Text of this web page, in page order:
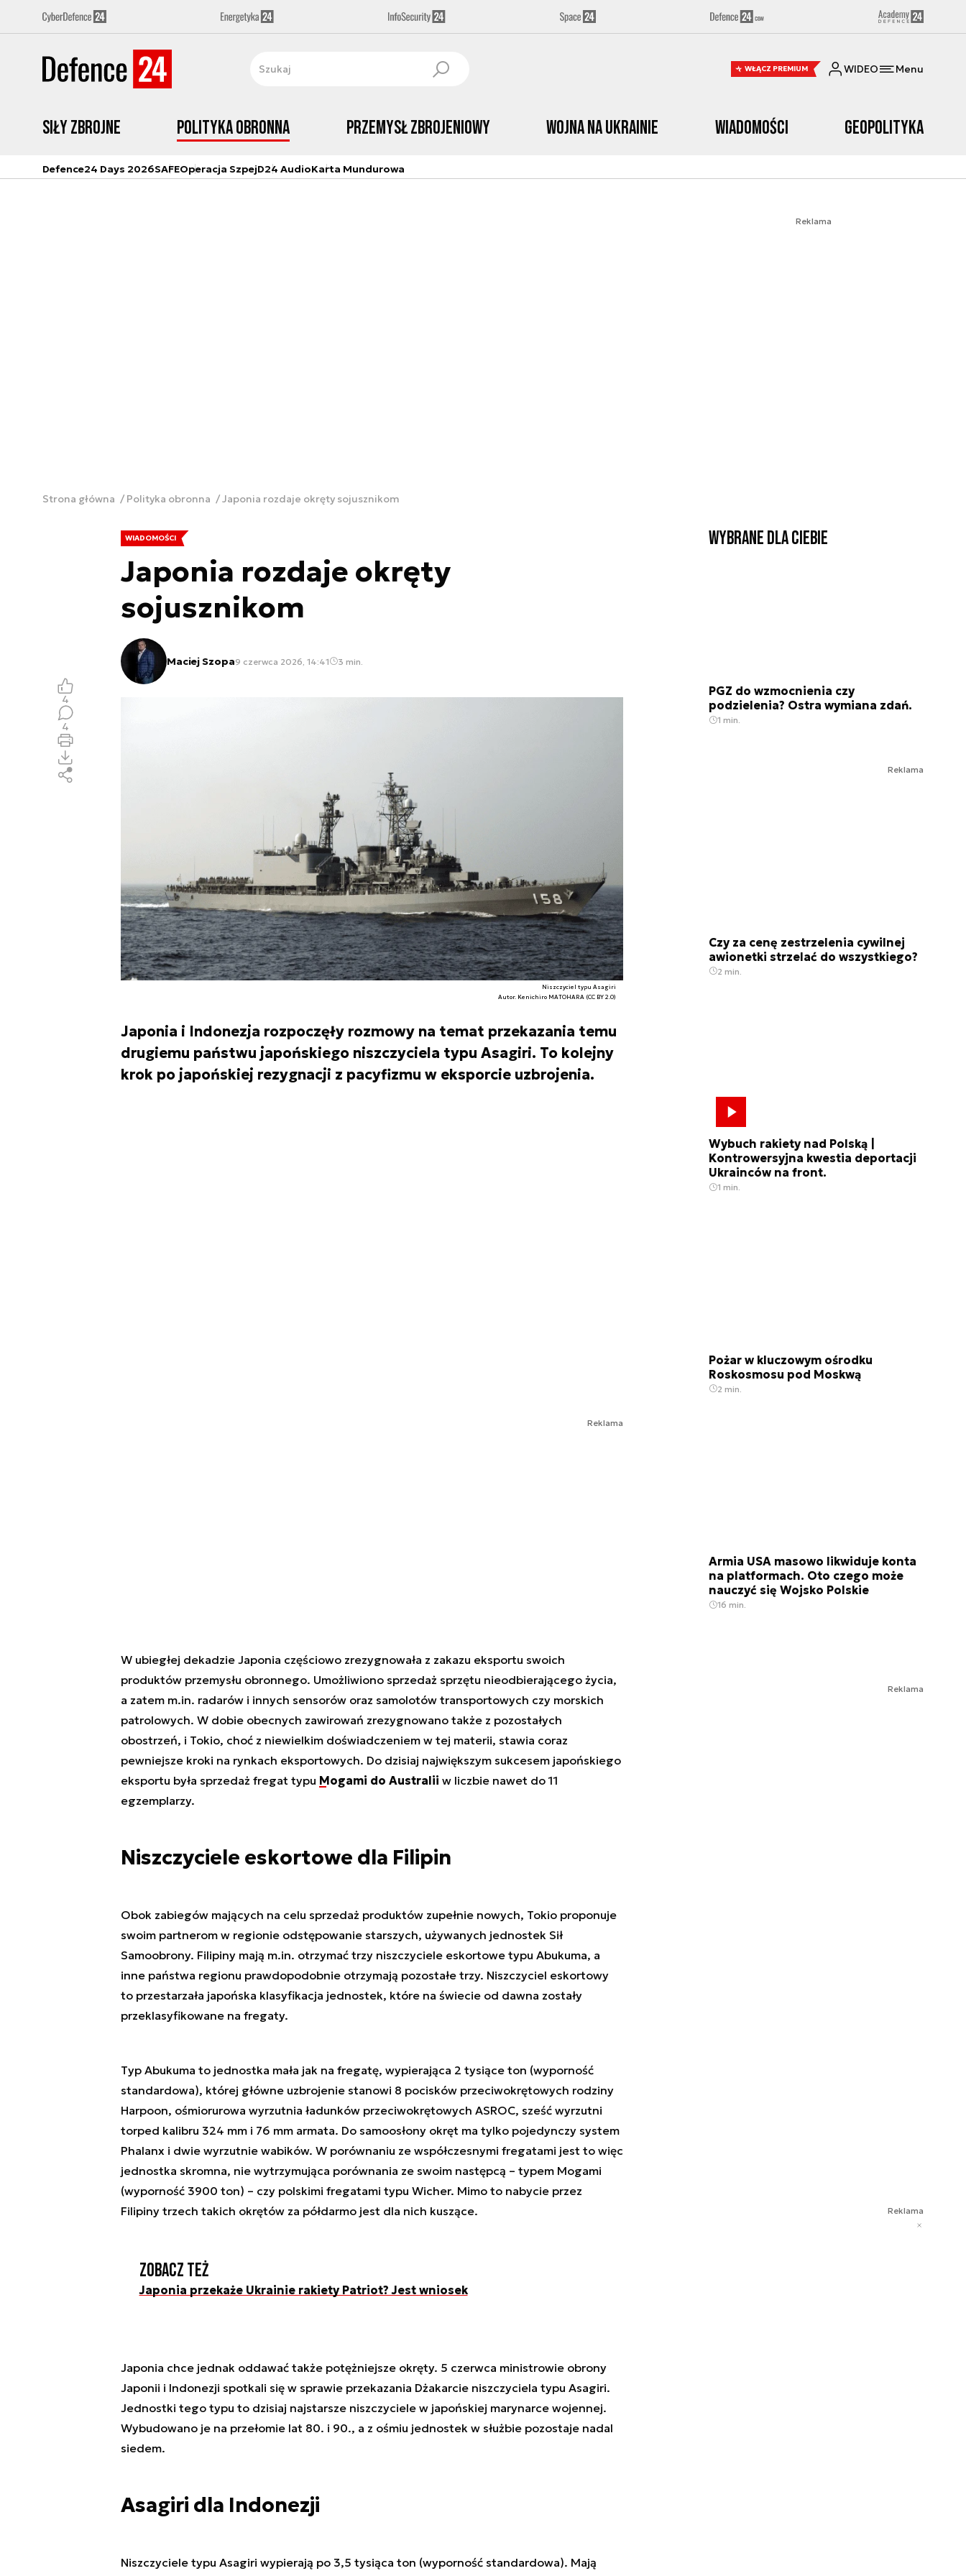
WŁĄCZ PREMIUM WIDEO Menu
Siły zbrojne Polityka obronna Przemysł Zbrojeniowy Wojna na Ukrainie Wiadomości Geopolityka
Defence24 Days 2026SAFEOperacja SzpejD24 AudioKarta Mundurowa
Reklama
Strona główna Polityka obronna Japonia rozdaje okręty sojusznikom
WIADOMOŚCI
Japonia rozdaje okręty
sojusznikom
Maciej Szopa9 czerwca 2026, 14:41 3 min.
Niszczyciel typu Asagiri
Autor. Kenichiro MATOHARA (CC BY 2.0)
Japonia i Indonezja rozpoczęły rozmowy na temat przekazania temu
drugiemu państwu japońskiego niszczyciela typu Asagiri. To kolejny
krok po japońskiej rezygnacji z pacyfizmu w eksporcie uzbrojenia.
4
4
Reklama
W ubiegłej dekadzie Japonia częściowo zrezygnowała z zakazu eksportu swoich
produktów przemysłu obronnego. Umożliwiono sprzedaż sprzętu nieodbierającego życia,
a zatem m.in. radarów i innych sensorów oraz samolotów transportowych czy morskich
patrolowych. W dobie obecnych zawirowań zrezygnowano także z pozostałych
obostrzeń, i Tokio, choć z niewielkim doświadczeniem w tej materii, stawia coraz
pewniejsze kroki na rynkach eksportowych. Do dzisiaj największym sukcesem japońskiego
eksportu była sprzedaż fregat typu Mogami do Australii w liczbie nawet do 11
egzemplarzy.
Niszczyciele eskortowe dla Filipin
Obok zabiegów mających na celu sprzedaż produktów zupełnie nowych, Tokio proponuje
swoim partnerom w regionie odstępowanie starszych, używanych jednostek Sił
Samoobrony. Filipiny mają m.in. otrzymać trzy niszczyciele eskortowe typu Abukuma, a
inne państwa regionu prawdopodobnie otrzymają pozostałe trzy. Niszczyciel eskortowy
to przestarzała japońska klasyfikacja jednostek, które na świecie od dawna zostały
przeklasyfikowane na fregaty.
Typ Abukuma to jednostka mała jak na fregatę, wypierająca 2 tysiące ton (wyporność
standardowa), której główne uzbrojenie stanowi 8 pocisków przeciwokrętowych rodziny
Harpoon, ośmiorurowa wyrzutnia ładunków przeciwokrętowych ASROC, sześć wyrzutni
torped kalibru 324 mm i 76 mm armata. Do samoosłony okręt ma tylko pojedynczy system
Phalanx i dwie wyrzutnie wabików. W porównaniu ze współczesnymi fregatami jest to więc
jednostka skromna, nie wytrzymująca porównania ze swoim następcą – typem Mogami
(wyporność 3900 ton) – czy polskimi fregatami typu Wicher. Mimo to nabycie przez
Filipiny trzech takich okrętów za półdarmo jest dla nich kuszące.
Zobacz też
Japonia przekaże Ukrainie rakiety Patriot? Jest wniosek
Japonia chce jednak oddawać także potężniejsze okręty. 5 czerwca ministrowie obrony
Japonii i Indonezji spotkali się w sprawie przekazania Dżakarcie niszczyciela typu Asagiri.
Jednostki tego typu to dzisiaj najstarsze niszczyciele w japońskiej marynarce wojennej.
Wybudowano je na przełomie lat 80. i 90., a z ośmiu jednostek w służbie pozostaje nadal
siedem.
Asagiri dla Indonezji
Niszczyciele typu Asagiri wypierają po 3,5 tysiąca ton (wyporność standardowa). Mają
Wybrane dla Ciebie
PGZ do wzmocnienia czy
podzielenia? Ostra wymiana zdań.
1 min.
Reklama
Czy za cenę zestrzelenia cywilnej
awionetki strzelać do wszystkiego?
2 min.
Wybuch rakiety nad Polską |
Kontrowersyjna kwestia deportacji
Ukrainców na front.
1 min.
Pożar w kluczowym ośrodku
Roskosmosu pod Moskwą
2 min.
Armia USA masowo likwiduje konta
na platformach. Oto czego może
nauczyć się Wojsko Polskie
16 min.
Reklama
Reklama